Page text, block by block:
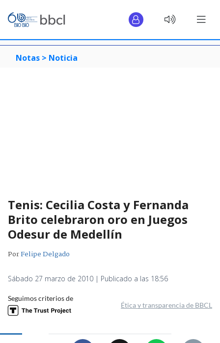
Notas > Noticia
Tenis: Cecilia Costa y Fernanda
Brito celebraron oro en Juegos
Odesur de Medellín
PorFelipe Delgado
Sábado 27 marzo de 2010 | Publicado a las 18:56
Seguimos criterios de
Ética y transparencia de BBCL